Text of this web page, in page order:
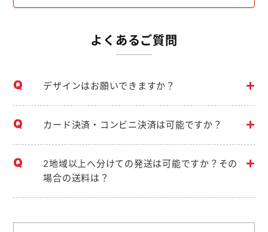
よくあるご質問
デザインはお願いできますか？
カード決済・コンビニ決済は可能ですか？
2地域以上へ分けての発送は可能ですか？その
場合の送料は？